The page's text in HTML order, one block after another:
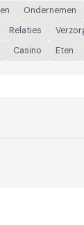
Ondernemen
Relaties
Casino Eten